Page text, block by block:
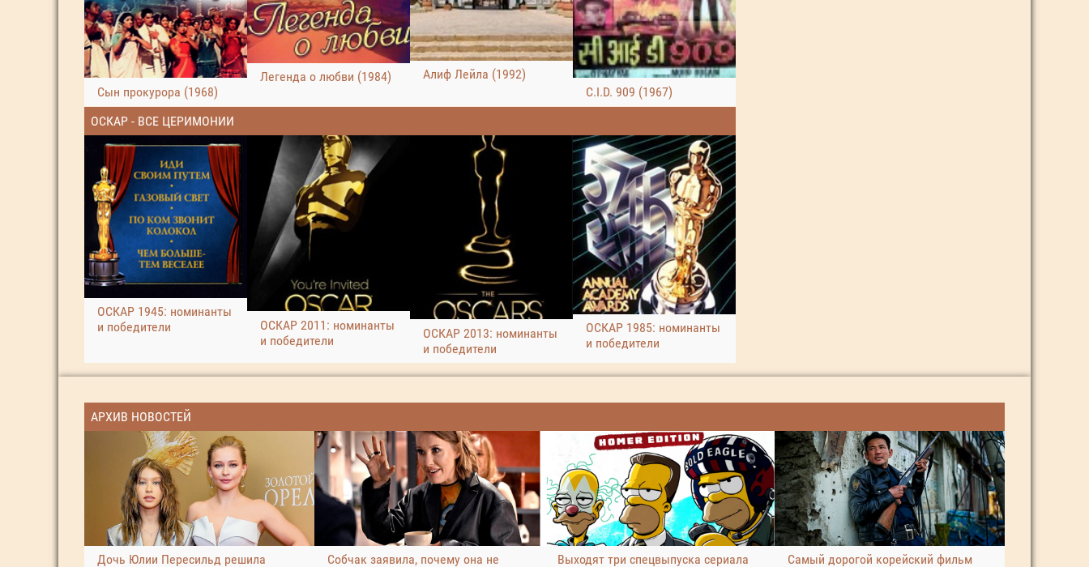
Сын прокурора (1968)
Легенда о любви (1984)
Алиф Лейла (1992)
C.I.D. 909 (1967)
ОСКАР - ВСЕ ЦЕРИМОНИИ
ОСКАР 1945: номинанты
и победители
ОСКАР 2011: номинанты
и победители
ОСКАР 2013: номинанты
и победители
ОСКАР 1985: номинанты
и победители
АРХИВ НОВОСТЕЙ
Дочь Юлии Пересильд решила
Собчак заявила, почему она не
Выходят три спецвыпуска сериала
Самый дорогой корейский фильм